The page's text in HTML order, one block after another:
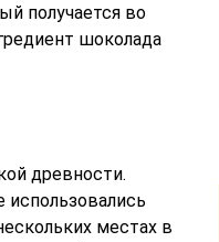
получается во
шоколада
древности.
местах в